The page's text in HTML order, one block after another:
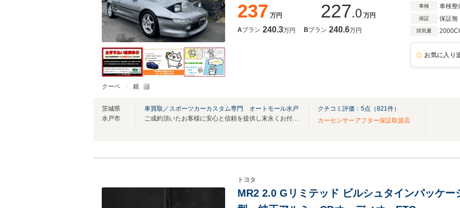
クーペ 銀
237 万円 227.0 万円
Aプラン 240.3万円 Bプラン 240.6万円
車検 車検整
保証 保証無
排気量
お気に入り
茨城県
水戸市
車買取／スポーツカーカスタム専門 オートモール水戸
ご成約頂いたお客様に安心と信頼を提供し末永くお付き合いすることをお約束致します。
クチコミ評価： 5点（821件）
カーセンサーアフター保証取扱店
トヨタ
MR2 2.0 Gリミテッド ビルシュタインパッケ